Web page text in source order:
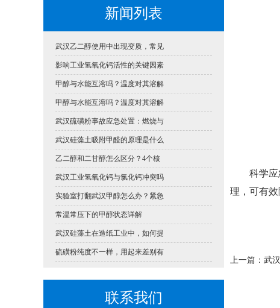
新闻列表
武汉乙二醇使用中出现变质，常见
影响工业氢氧化钙活性的关键因素
甲醇与水能互溶吗？温度对其溶解
甲醇与水能互溶吗？温度对其溶解
武汉硫磺粉事故应急处置：燃烧与
武汉硅藻土吸附甲醛的原理是什么
乙二醇和二甘醇怎么区分？4个核
武汉工业氢氧化钙与氯化钙冲突吗
实验室打翻武汉甲醇怎么办？紧急
常温常压下的甲醇状态详解
武汉硅藻土在造纸工业中，如何提
硫磺粉纯度不一样，用起来差别有
联系我们
科学应急
理，可有
上一篇： 武